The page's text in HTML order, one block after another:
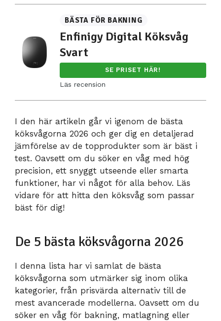
BÄSTA FÖR BAKNING
Enfinigy Digital Köksvåg
Svart
SE PRISET HÄR!
Läs recension
I den här artikeln går vi igenom de bästa
köksvågorna 2026 och ger dig en detaljerad
jämförelse av de topprodukter som är bäst i
test. Oavsett om du söker en våg med hög
precision, ett snyggt utseende eller smarta
funktioner, har vi något för alla behov. Läs
vidare för att hitta den köksvåg som passar
bäst för dig!
De 5 bästa köksvågorna 2026
I denna lista har vi samlat de bästa
köksvågorna som utmärker sig inom olika
kategorier, från prisvärda alternativ till de
mest avancerade modellerna. Oavsett om du
söker en våg för bakning, matlagning eller